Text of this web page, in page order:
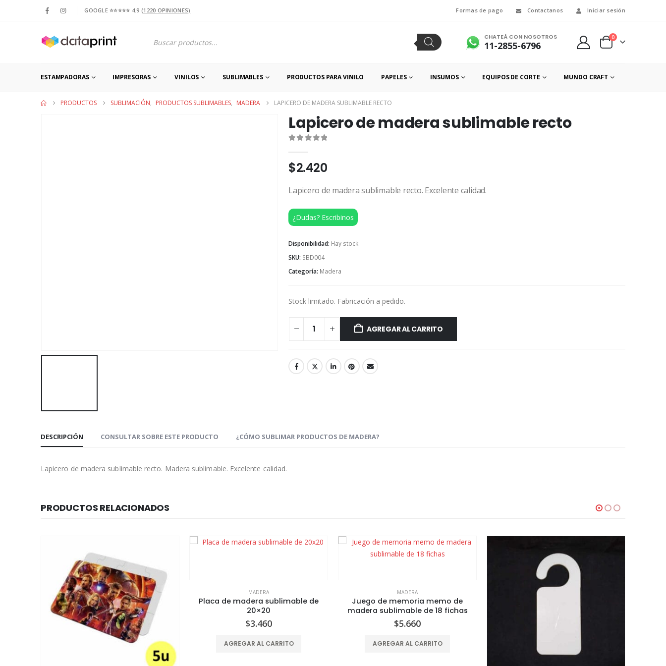
GOOGLE ⭐⭐⭐⭐⭐ 4.9 (1220 OPINIONES) Formas de pago Contactanos Iniciar sesión
search
CHATEÁ CON NOSOTROS
11-2855-6796
0
ESTAMPADORAS IMPRESORAS VINILOS SUBLIMABLES PRODUCTOS PARA VINILO PAPELES INSUMOS EQUIPOS DE CORTE MUNDO CRAFT
PRODUCTOS SUBLIMACIÓN, PRODUCTOS SUBLIMABLES, MADERA LAPICERO DE MADERA SUBLIMABLE RECTO
Lapicero de madera sublimable recto
$2.420
Lapicero de madera sublimable recto. Excelente calidad.
¿Dudas? Escribinos
Disponibilidad: Hay stock
SKU: SBD004
Categoría: Madera
Stock limitado. Fabricación a pedido.
AGREGAR AL CARRITO
DESCRIPCIÓN CONSULTAR SOBRE ESTE PRODUCTO ¿CÓMO SUBLIMAR PRODUCTOS DE MADERA?
Lapicero de madera sublimable recto. Madera sublimable. Excelente calidad.
PRODUCTOS RELACIONADOS
MADERA
Placa de madera sublimable de
20×20
$3.460
AGREGAR AL CARRITO
MADERA
Juego de memoria memo de
madera sublimable de 18 fichas
$5.660
AGREGAR AL CARRITO